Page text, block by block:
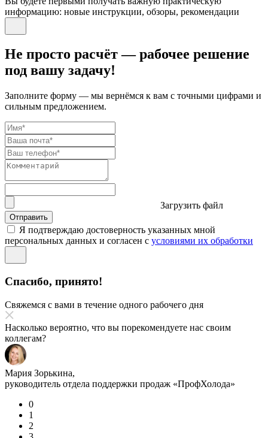
информацию: новые инструкции, обзоры, рекомендации
Не просто расчёт — рабочее решение
под вашу задачу!
Заполните форму — мы вернёмся к вам с точными цифрами и
сильным предложением.
Загрузить файл
Отправить
Я подтверждаю достоверность указанных мной
персональных данных и согласен с условиями их обработки
Спасибо, принято!
Свяжемся с вами в течение одного рабочего дня
Насколько вероятно, что вы порекомендуете нас своим
коллегам?
Мария Зорькина,
руководитель отдела поддержки продаж «ПрофХолода»
0
1
2